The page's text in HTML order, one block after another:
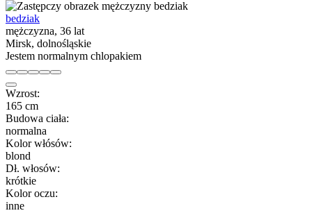
bedziak
mężczyzna, 36 lat
Mirsk, dolnośląskie
Jestem normalnym chlopakiem
Wzrost:
165 cm
Budowa ciała:
normalna
Kolor włósów:
blond
Dł. włosów:
krótkie
Kolor oczu:
inne